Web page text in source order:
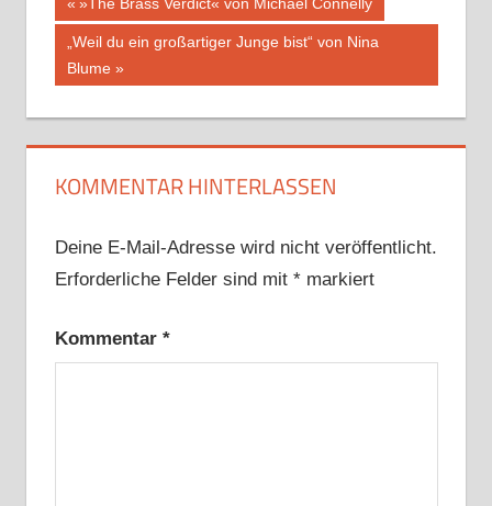
Beitrag:
Nächster
Beitrag:
„Weil du ein großartiger Junge bist“ von Nina
Blume
KOMMENTAR HINTERLASSEN
Deine E-Mail-Adresse wird nicht veröffentlicht.
Erforderliche Felder sind mit *markiert
Kommentar *